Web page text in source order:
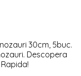
30cm, 5buc.
Descopera